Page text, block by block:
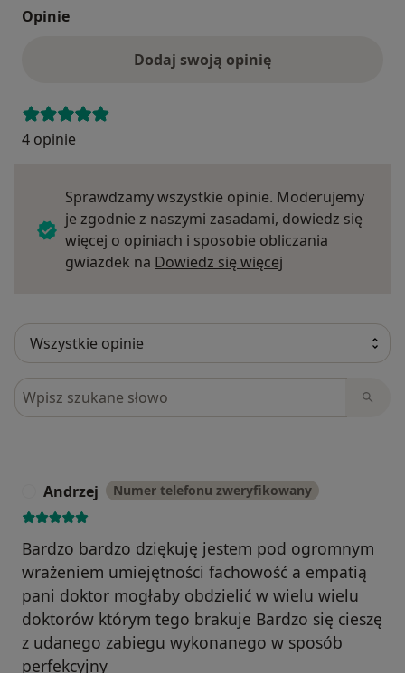
Opinie
Dodaj swoją opinię
4 opinie
Sprawdzamy wszystkie opinie. Moderujemy
je zgodnie z naszymi zasadami, dowiedz się
więcej o opiniach i sposobie obliczania
gwiazdek na Dowiedz się więcej
Szukaj w opiniach
Andrzej Numer telefonu zweryfikowany
Bardzo bardzo dziękuję jestem pod ogromnym
wrażeniem umiejętności fachowość a empatią
pani doktor mogłaby obdzielić w wielu wielu
doktorów którym tego brakuje Bardzo się cieszę
z udanego zabiegu wykonanego w sposób
perfekcyjny